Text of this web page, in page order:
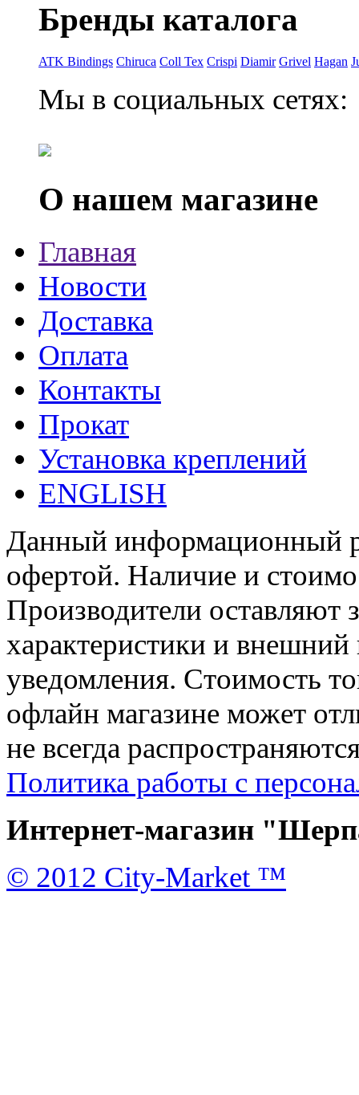
Бренды каталога
ATK Bindings Chiruca Coll Tex Crispi Diamir Grivel Hagan
Мы в социальных сетях:
О нашем магазине
Главная
Новости
Доставка
Оплата
Контакты
Прокат
Установка креплений
ENGLISH
Данный информационный
офертой. Наличие и
Производители оставляют
характеристики и внешний
уведомления. Стоимость
офлайн магазине может
не всегда
Политика работы с
Интернет-магазин
© 2012 City-Market ™